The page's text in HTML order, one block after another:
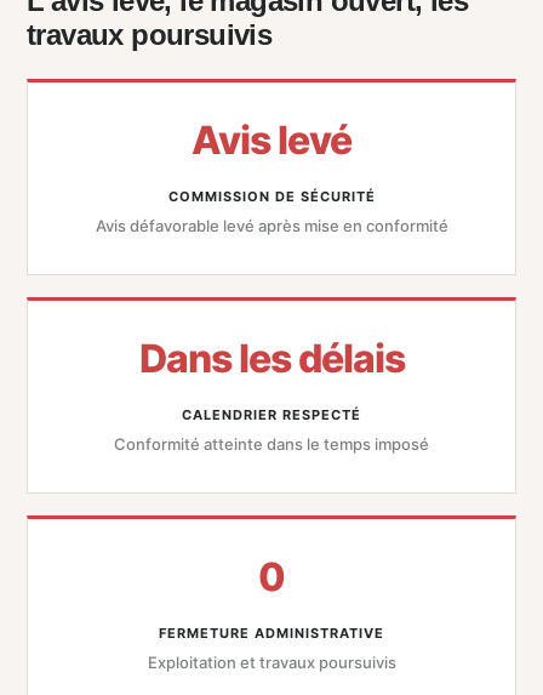
travaux poursuivis
Avis levé
COMMISSION DE SÉCURITÉ
Avis défavorable levé après mise en conformité
Dans les délais
CALENDRIER RESPECTÉ
Conformité atteinte dans le temps imposé
0
FERMETURE ADMINISTRATIVE
Exploitation et travaux poursuivis